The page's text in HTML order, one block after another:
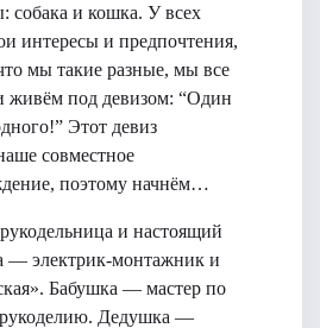
собака и кошка. У всех
интересы и предпочтения,
мы такие разные, мы все
живём под девизом: “Один
Этот девиз
совместное
поэтому начнём…
и настоящий
— электрик-монтажник и
Бабушка — мастер по
Дедушка —